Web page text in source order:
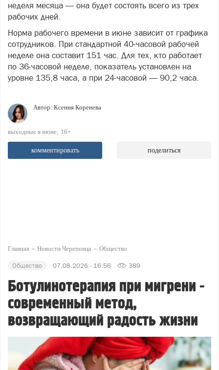
неделя месяца — она будет состоять всего из трех
рабочих дней.
Норма рабочего времени в июне зависит от графика
сотрудников. При стандартной 40-часовой рабочей
неделе она составит 151 час. Для тех, кто работает
по 36-часовой неделе, показатель установлен на
уровне 135,8 часа, а при 24-часовой — 90,2 часа.
Автор: Ксения Коренева
выходные в июне 16+
комментировать поделиться
Главная Новости Череповца Общество
Общество 07.08.2026 - 16:56 389
Ботулинотерапия при мигрени -
современный метод,
возвращающий радость жизни